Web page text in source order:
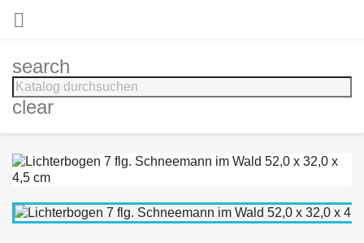

search
clear